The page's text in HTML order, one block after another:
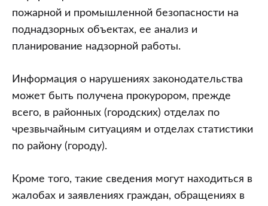
пожарной и промышленной безопасности на
поднадзорных объектах, ее анализ и
планирование надзорной работы.
Информация о нарушениях законодательства
может быть получена прокурором, прежде
всего, в районных (городских) отделах по
чрезвычайным ситуациям и отделах статистики
по району (городу).
Кроме того, такие сведения могут находиться в
жалобах и заявлениях граждан, обращениях в